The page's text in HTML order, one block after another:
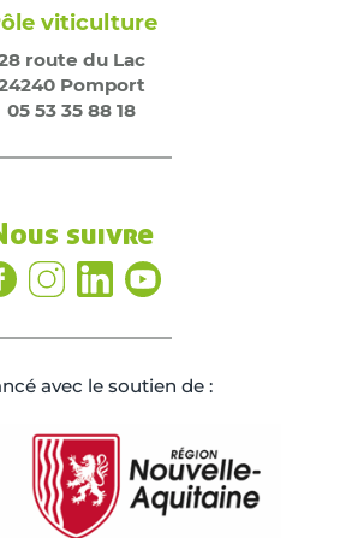
viticulture
route du Lac
Pomport
05 53 35 88 18
suivre
avec le soutien de :